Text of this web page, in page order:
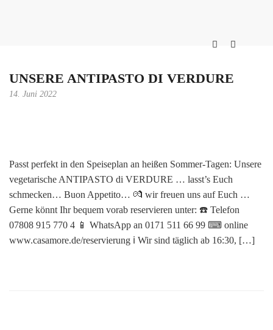
UNSERE ANTIPASTO DI VERDURE
14. Juni 2022
Passt perfekt in den Speiseplan an heißen Sommer-Tagen: Unsere
vegetarische ANTIPASTO di VERDURE … lasst’s Euch
schmecken… Buon Appetito… 💏 wir freuen uns auf Euch …
Gerne könnt Ihr bequem vorab reservieren unter: ☎️ Telefon
07808 915 770 4 📱 WhatsApp an 0171 511 66 99 ⌨ online
www.casamore.de/reservierung ℹ️ Wir sind täglich ab 16:30, […]